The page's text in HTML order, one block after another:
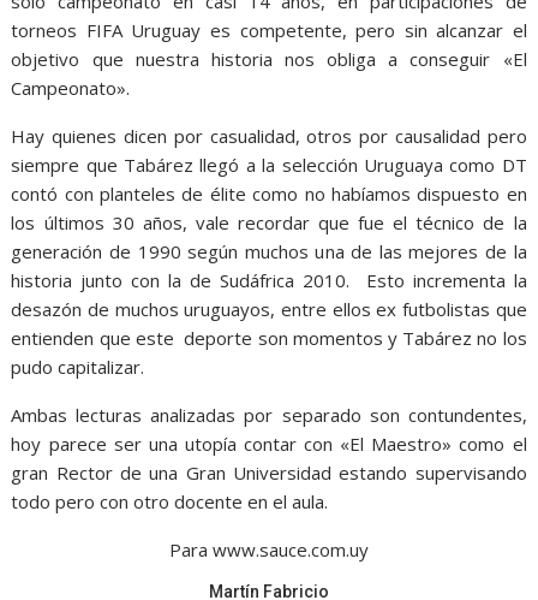
torneos FIFA Uruguay es competente, pero sin alcanzar el
objetivo que nuestra historia nos obliga a conseguir «El
Campeonato».
Hay quienes dicen por casualidad, otros por causalidad pero
siempre que Tabárez llegó a la selección Uruguaya como DT
contó con planteles de élite como no habíamos dispuesto en
los últimos 30 años, vale recordar que fue el técnico de la
generación de 1990 según muchos una de las mejores de la
historia junto con la de Sudáfrica 2010. Esto incrementa la
desazón de muchos uruguayos, entre ellos ex futbolistas que
entienden que este deporte son momentos y Tabárez no los
pudo capitalizar.
Ambas lecturas analizadas por separado son contundentes,
hoy parece ser una utopía contar con «El Maestro» como el
gran Rector de una Gran Universidad estando supervisando
todo pero con otro docente en el aula.
Para www.sauce.com.uy
Martín Fabricio